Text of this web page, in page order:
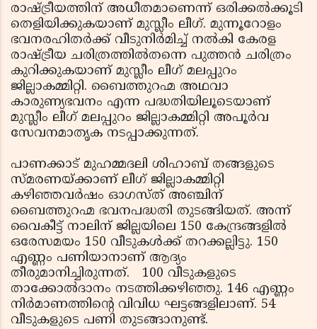
രാഷ്‌ട്രീയത്തിന് അധീതമാണെന്ന് ഒരിക്കല്‍ക്കൂടി
തെളിയിക്കുകയാണ് മുസ്ലീം ലീഗ്. മുന്നൂറോളം
ഭവനരഹിതര്‍ക്ക് വീടുനിര്‍മിച്ച് നല്‍കി കേരള
രാഷ്‌ട്രീയ ചരിത്രത്തില്‍തന്നെ പുത്തന്‍ ചരിത്രം
കുറിക്കുകയാണ് മുസ്ലീം ലീഗ് മലപ്പുറം
ജില്ലാകമ്മിറ്റി. ബൈത്തുറഹ്മ അഥവാ
കാരുണ്യഭവനം എന്ന പദ്ധതിയിലൂടെയാണ്
മുസ്ലീം ലീഗ് മലപ്പുറം ജില്ലാകമ്മിറ്റി അപൂര്‍വ
സേവനമാതൃക നടപ്പാക്കുന്നത്.
പാണക്കാട് മുഹമ്മദലി ശിഹാബ് തങ്ങളുടെ
സ്മരണയ്ക്കാണ് ലീഗ് ജില്ലാകമ്മിറ്റി
കഴിഞ്ഞവര്‍ഷം ഓഗസ്ത് അഞ്ചിന്
ബൈത്തുറഹ്മ ഭവനപദ്ധതി തുടങ്ങിയത്. അന്ന്
വൈകീട്ട് നാലിന് ജില്ലയിലെ 150 കേന്ദ്രങ്ങളില്‍
ഒരേസമയം 150 വീടുകള്‍ക്ക് തറക്കല്ലിട്ടു. 150
എണ്ണം പണിയാനാണ് ആദ്യം
തീരുമാനിച്ചിരുന്നത്. 100 വീടുകളുടെ
താക്കോല്‍ദാനം നടത്തിക്കഴിഞ്ഞു. 146 എണ്ണം
നിര്‍മാണത്തിന്റെ വിവിധ ഘട്ടങ്ങളിലാണ്. 54
വീടുകളുടെ പണി തുടങ്ങാനുണ്ട്.